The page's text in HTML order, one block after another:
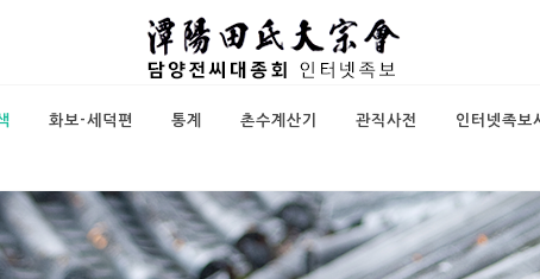
화보-세덕편 통계 촌수계산기 관직사전 인터넷족보